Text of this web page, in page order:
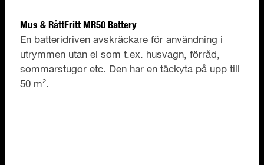
Mus & RåttFritt MR50 Battery
En batteridriven avskräckare för användning i
utrymmen utan el som t.ex. husvagn, förråd,
sommarstugor etc. Den har en täckyta på upp till
50 m².